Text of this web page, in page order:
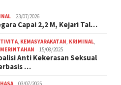
23/07/2026
Capai 2,2 M, Kejari Tal…
, KEMASYARAKATAN, KRIMINAL,
15/08/2025
Anti Kekerasan Seksual
…
03/07/2025